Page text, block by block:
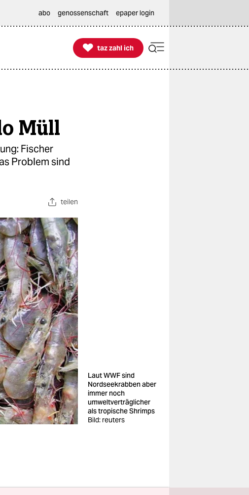
abo genossenschaft epaper login

taz zahl ich
taz zahl ich
Müll
Fischer
Problem sind
teilen
Laut WWF sind
Nordseekrabben aber
immer noch
umweltverträglicher
als tropische Shrimps
Bild: reuters